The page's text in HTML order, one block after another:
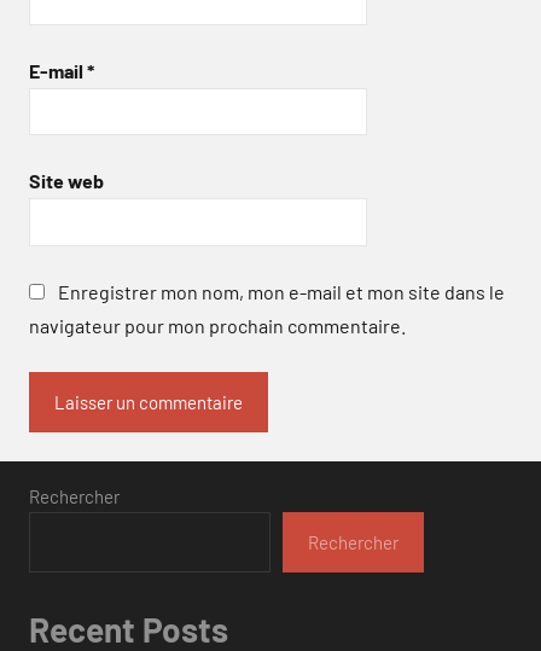
E-mail *
Site web
Enregistrer mon nom, mon e-mail et mon site dans le
navigateur pour mon prochain commentaire.
Rechercher
Rechercher
Recent Posts